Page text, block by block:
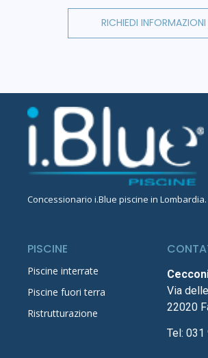
RICHIEDI INFORMAZIONI
Concessionario i.Blue piscine in Lombardia.
PISCINE
Piscine interrate
Piscine fuori terra
Ristrutturazione
Via
22020
Tel: 031